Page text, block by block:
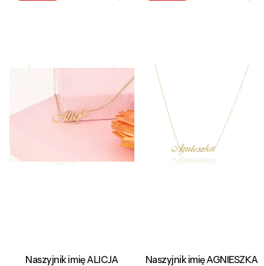
Naszyjnik imię ALICJA Naszyjnik imię AGNIESZKA